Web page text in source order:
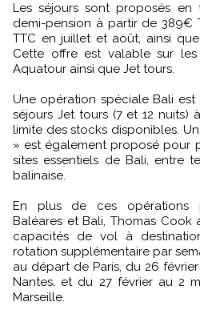
Les séjours sont proposés
demi-pension à partir de
TTC en juillet et août, ainsi
Cette offre est valable sur les
Aquatour ainsi que Jet tours.
Une opération spéciale Bali
séjours Jet tours (7 et 12
limite des stocks disponibles.
» est également proposé pour
sites essentiels de Bali, entre
balinaise.
En plus de ces opérations
Baléares et Bali, Thomas Cook
capacités de vol à
rotation supplémentaire par
au départ de Paris, du 26
Nantes, et du 27 février au 2
Marseille.